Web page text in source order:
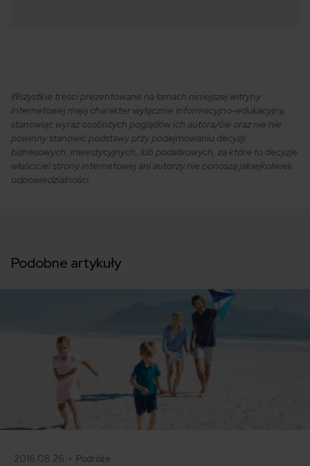
Wszystkie treści prezentowane na łamach niniejszej witryny
internetowej mają charakter wyłącznie informacyjno-edukacyjny,
stanowiąc wyraz osobistych poglądów ich autora/ów oraz nie nie
powinny stanowić podstawy przy podejmowaniu decyzji
biznesowych, inwestycyjnych, lub podatkowych, za które to decyzje
właściciel strony internetowej ani autorzy nie ponoszą jakiejkolwiek
odpowiedzialności.
Podobne artykuły
2016.08.26 • Podróże